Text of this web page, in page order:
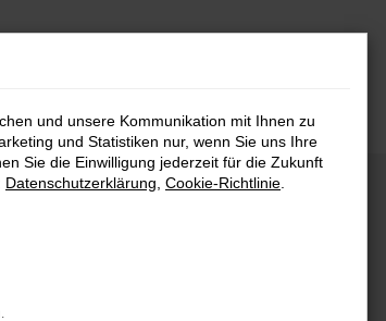
und unsere Kommunikation mit Ihnen zu
und Statistiken nur, wenn Sie uns Ihre
Sie die Einwilligung jederzeit für die Zukunft
Datenschutzerklärung Cookie-Richtlinie